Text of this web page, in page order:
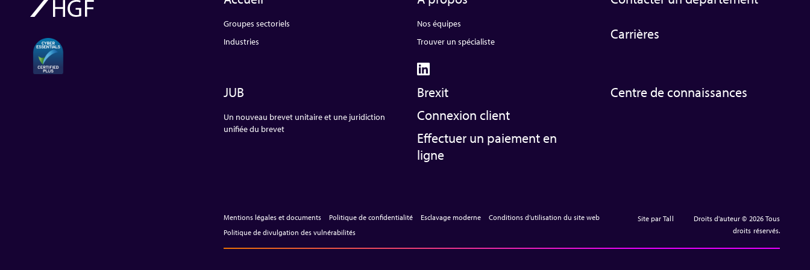
Groupes sectoriels
Industries
Nos équipes
Trouver un spécialiste
Carrières
JUB
Un nouveau brevet unitaire et une juridiction
unifiée du brevet
Brexit
Connexion client
Effectuer un paiement en
ligne
Centre de connaissances
Mentions légales et documents Politique de confidentialité Esclavage moderne
Conditions d’utilisation du site web
Politique de divulgation des vulnérabilités
Site par Tall
Droits d'auteur © 2026 Tous
droits réservés.